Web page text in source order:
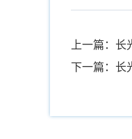
上一篇：
下一篇：长